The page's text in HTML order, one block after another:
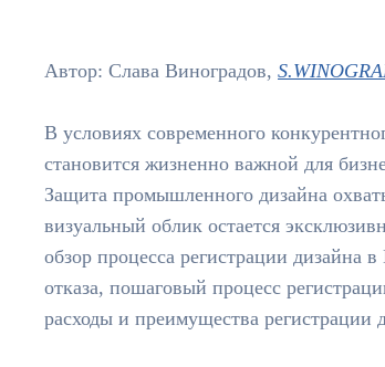
Автор: Слава Виноградов,
В условиях современного
становится жизненно важной для
Защита промышленного дизайна
визуальный облик остается
обзор процесса регистрации
отказа, пошаговый процесс
расходы и преимущества регистрации